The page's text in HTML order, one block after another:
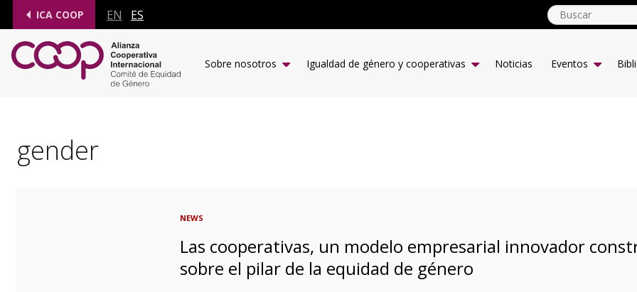
ICA COOP EN ES
Sobre nosotros Igualdad de género y cooperativas Noticias Eventos
gender
NEWS
Las cooperativas, un modelo empresarial innovador
sobre el pilar de la equidad de género